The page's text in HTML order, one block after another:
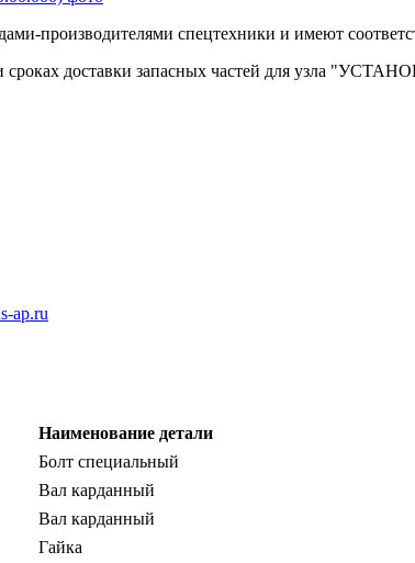
производителями спецтехники и имеют
сроках доставки запасных частей для узла
Наименование детали
Болт специальный
Вал карданный
Вал карданный
Гайка